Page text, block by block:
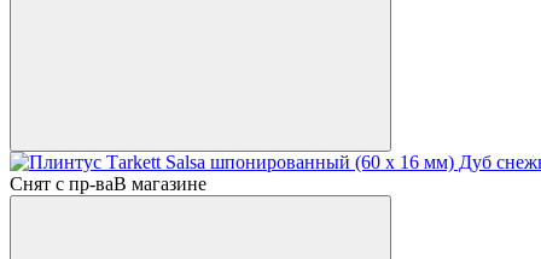
Снят с пр-ваВ магазине